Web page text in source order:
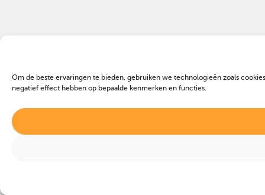
Om de beste ervaringen te bieden, gebruiken we technologieën zoals
negatief effect hebben op bepaalde kenmerken en functies.